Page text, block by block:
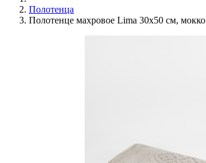
Полотенца
Полотенце махровое Lima 30х50 см, мокко